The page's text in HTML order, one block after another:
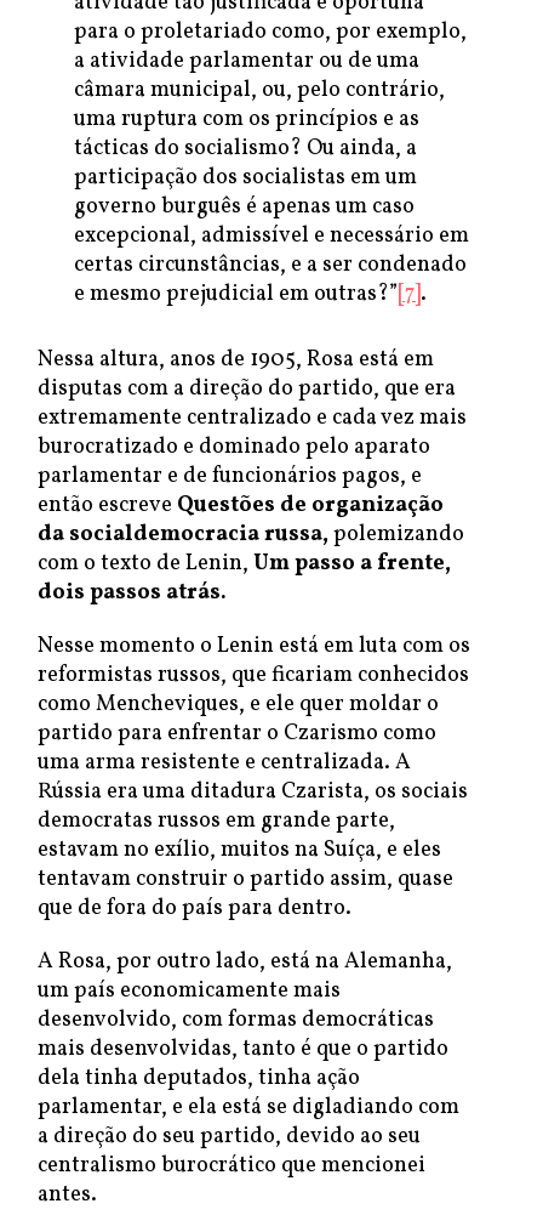
para o proletariado como, por exemplo,
a atividade parlamentar ou de uma
câmara municipal, ou, pelo contrário,
uma ruptura com os princípios e as
tácticas do socialismo? Ou ainda, a
participação dos socialistas em um
governo burguês é apenas um caso
excepcional, admissível e necessário em
certas circunstâncias, e a ser condenado
e mesmo prejudicial em outras?”[7].
Nessa altura, anos de 1905, Rosa está em
disputas com a direção do partido, que era
extremamente centralizado e cada vez mais
burocratizado e dominado pelo aparato
parlamentar e de funcionários pagos, e
então escreve Questões de organização
da socialdemocracia russa, polemizando
com o texto de Lenin, Um passo a frente,
dois passos atrás.
Nesse momento o Lenin está em luta com os
reformistas russos, que ficariam conhecidos
como Mencheviques, e ele quer moldar o
partido para enfrentar o Czarismo como
uma arma resistente e centralizada. A
Rússia era uma ditadura Czarista, os sociais
democratas russos em grande parte,
estavam no exílio, muitos na Suíça, e eles
tentavam construir o partido assim, quase
que de fora do país para dentro.
A Rosa, por outro lado, está na Alemanha,
um país economicamente mais
desenvolvido, com formas democráticas
mais desenvolvidas, tanto é que o partido
dela tinha deputados, tinha ação
parlamentar, e ela está se digladiando com
a direção do seu partido, devido ao seu
centralismo burocrático que mencionei
antes.